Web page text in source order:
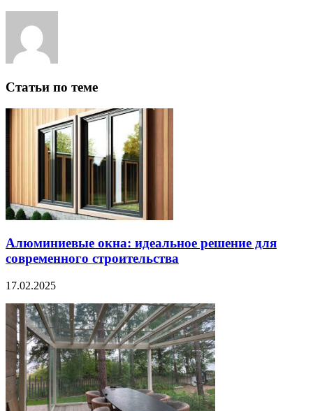
Статьи по теме
Алюминиевые окна: идеальное решение для
современного строительства
17.02.2025